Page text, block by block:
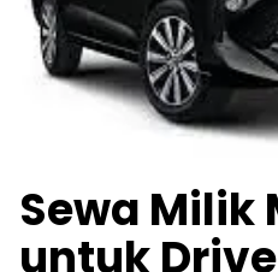
Sewa Milik
untuk